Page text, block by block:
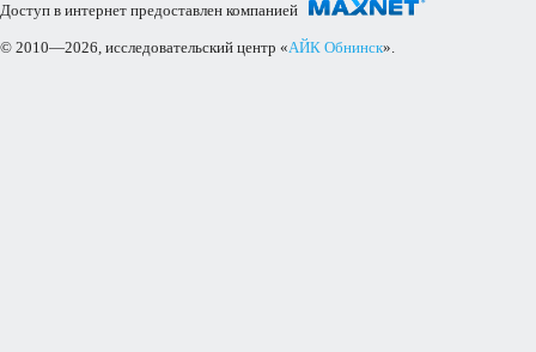
Доступ в интернет предоставлен компанией
© 2010—2026, исследовательский центр «АЙК Обнинск».